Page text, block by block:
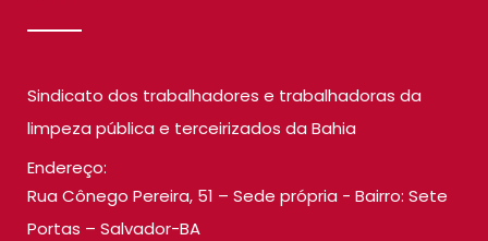
Sindicato dos trabalhadores e trabalhadoras da
limpeza pública e terceirizados da Bahia
Endereço:
Rua Cônego Pereira, 51 – Sede própria - Bairro: Sete
Portas – Salvador-BA